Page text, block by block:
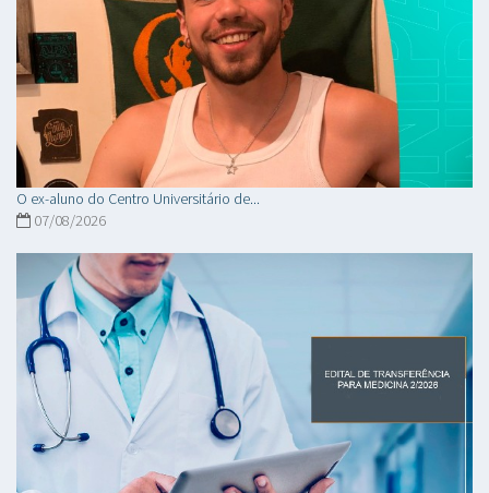
O ex-aluno do Centro Universitário de...
07/08/2026